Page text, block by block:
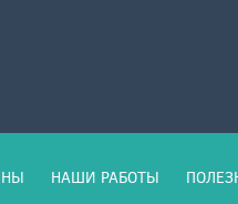
НАШИ РАБОТЫ